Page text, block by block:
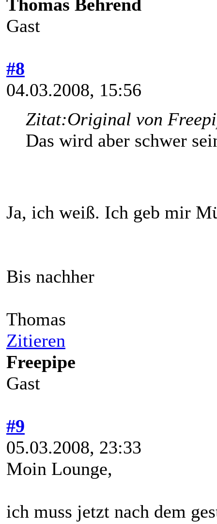
Thomas Behrend
Gast
#8
04.03.2008, 15:56
Zitat:Original von
Das wird aber schwer
Ja, ich weiß. Ich geb mir
Bis nachher
Thomas
Zitieren
Freepipe
Gast
#9
05.03.2008, 23:33
Moin Lounge,
ich muss jetzt nach dem